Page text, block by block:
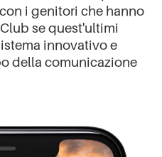
i genitori che hanno
se quest'ultimi
innovativo e
della comunicazione